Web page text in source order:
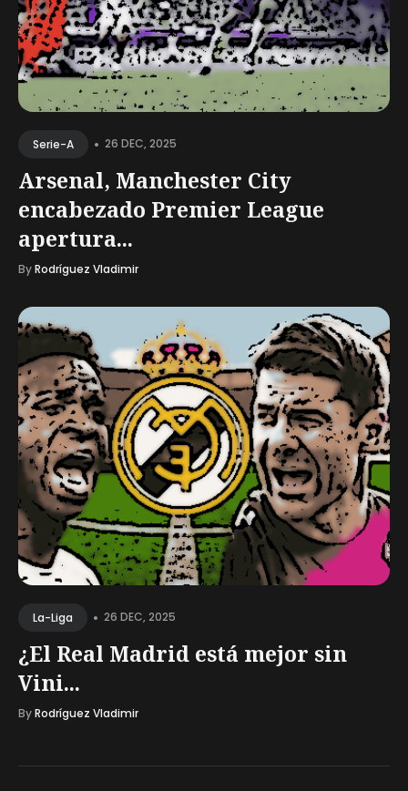
Serie-A • 26 DEC, 2025
Arsenal, Manchester City
encabezado Premier League
apertura...
ByRodríguez Vladimir
La-Liga • 26 DEC, 2025
¿El Real Madrid está mejor sin
Vini...
ByRodríguez Vladimir